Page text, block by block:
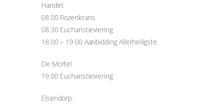
Handel.
08.00 Rozenkrans
08.30 Eucharistieviering
18.00 – 19.00 Aanbidding Allerheiligste.
De Mortel
19.00 Eucharistieviering
Elsendorp.